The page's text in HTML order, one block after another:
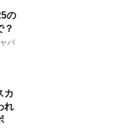
の
？
パ
カ
れ